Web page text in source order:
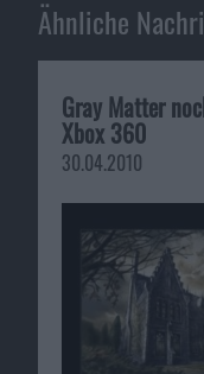
Ähnliche
Gray Matter
Xbox 360
30.04.2010